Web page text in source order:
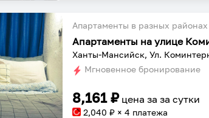
Апартаменты в разных районах
Апартаменты на улице
Ханты-Мансийск, Ул.
Мгновенное бронирование
8,161₽ цена заза сутки
2,040 ₽ × 4 платежа